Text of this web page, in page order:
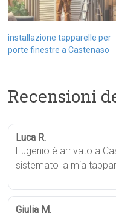
installazione tapparelle per
porte finestre a Castenaso
Recensioni
Luca R.
Eugenio è arrivato a
sistemato la mia
Giulia M.